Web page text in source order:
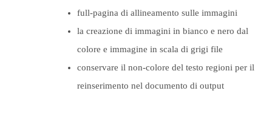
full-pagina di allineamento sulle immagini
la creazione di immagini in bianco e nero dal
colore e immagine in scala di grigi file
conservare il non-colore del testo regioni per il
reinserimento nel documento di output